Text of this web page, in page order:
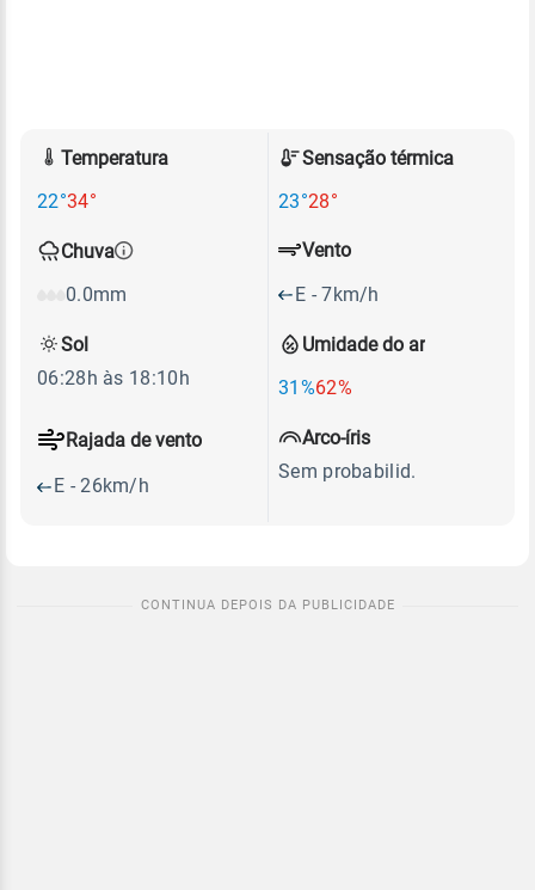
Temperatura
22°34°
Sensação térmica
23°28°
Chuva
0.0mm
Umidade do ar
31%62%
Vento
E - 7km/h
Rajada de vento
E - 26km/h
Sol
06:28h às 18:10h
Arco-íris
Sem probabilid.